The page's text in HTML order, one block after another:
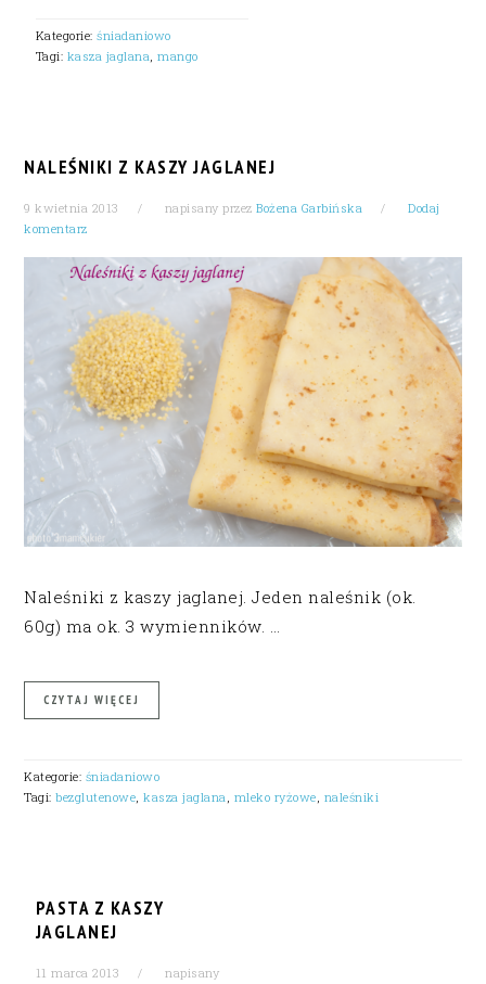
Kategorie:śniadaniowo
Tagi: kasza jaglana ,mango
NALEŚNIKI Z KASZY JAGLANEJ
9 kwietnia 2013 napisany przezBożena Garbińska
Dodaj
komentarz
Naleśniki z kaszy jaglanej. Jeden naleśnik (ok.
60g) ma ok. 3 wymienników. …
CZYTAJ WIĘCEJ
Kategorie: śniadaniowo
Tagi:bezglutenowe,kasza jaglana, mleko ryżowe, naleśniki
PASTA Z KASZY
JAGLANEJ
11 marca 2013
napisany